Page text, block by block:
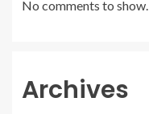
No comments to show.
Archives